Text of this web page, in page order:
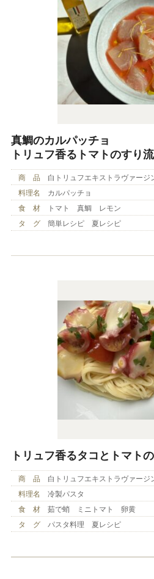
真鯛のカルパッチョ
トリュフ香るトマトのすり
商 品
白トリュフエキストラヴァージ
料理名
カルパッチョ
食 材
トマト 真鯛 レモン
タ グ
簡単レシピ 夏レシピ
トリュフ香るタコとトマト
商 品
白トリュフエキストラヴァージ
料理名
冷製パスタ
食 材
茹で蛸 ミニトマト 卵黄
タ グ
パスタ料理 夏レシピ